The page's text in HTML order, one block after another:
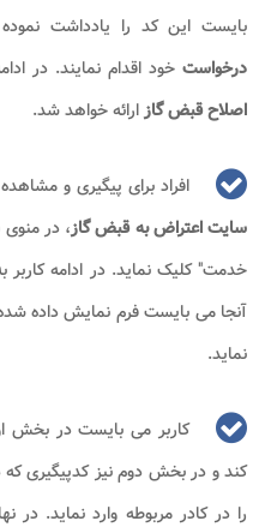
بایست این کد را یادداشت
درخواست خود اقدام نمایند. در
اصلاح قبض گازارائه خواهد شد.
افراد برای پیگیری و
سایت اعتراض به قبض گاز، در
خدمت" کلیک نماید. در ادامه
آنجا می بایست فرم نمایش داده
نماید.
کاربر می بایست در بخش
کند و در بخش دوم نیز کدپیگیری
را در کادر مربوطه وارد نماید. در